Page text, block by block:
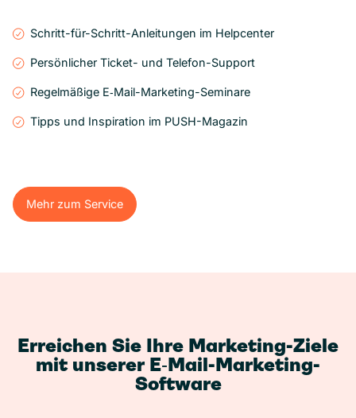
Schritt-für-Schritt-Anleitungen im Helpcenter
Persönlicher Ticket- und Telefon-Support
Regelmäßige E‑Mail-Marketing-Seminare
Tipps und Inspiration im PUSH-Magazin
Mehr zum Service
Mehr zum Service
Erreichen Sie Ihre Marketing-Ziele
mit unserer E‑Mail-Marketing-
Software